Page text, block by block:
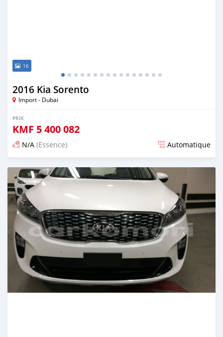
16
2016 Kia Sorento
Import - Dubai
PRIX
KMF 5 400 082
N/A (Essence) Automatique
Publié il y a presque 6 ans